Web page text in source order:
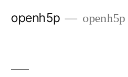
sisältöön
openh5p openh5p